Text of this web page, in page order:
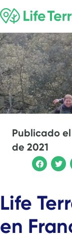
Publicado el
de 2021
Life
en